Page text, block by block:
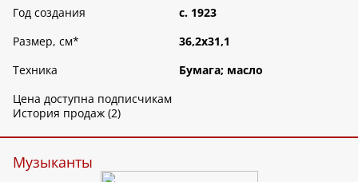
Год создания
c. 1923
Размер, см*
36,2х31,1
Техника
Бумага; масло
Цена доступна подписчикам
История продаж (2)
Музыканты